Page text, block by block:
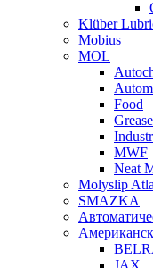
Klüber
Mobius
MOL
Food
MWF
Neat
Molyslip
SMAZKA
JAX